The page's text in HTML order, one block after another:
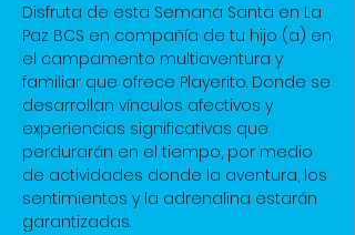
Disfruta de esta Semana Santa en La
Paz BCS en compañía de tu hijo (a) en
el campamento multiaventura y
familiar que ofrece Playerito. Donde se
desarrollan vínculos afectivos y
experiencias significativas que
perdurarán en el tiempo, por medio
de actividades donde la aventura, los
sentimientos y la adrenalina estarán
garantizadas.